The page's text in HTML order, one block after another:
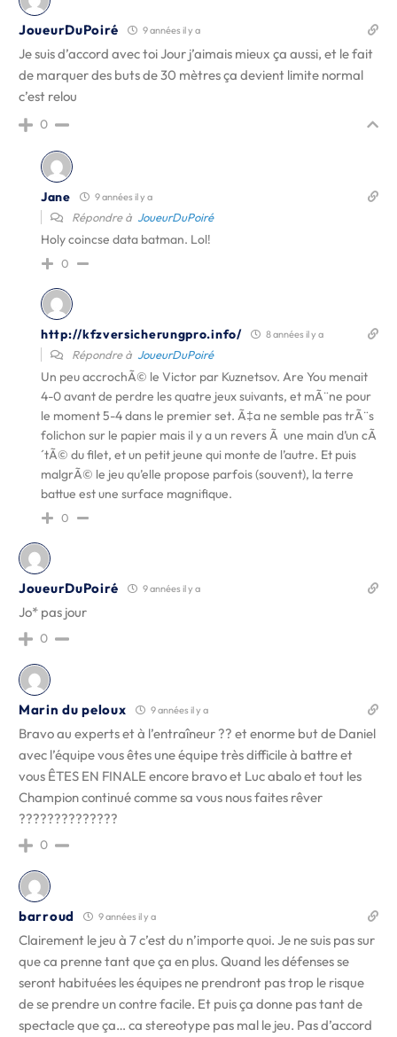
JoueurDuPoiré 9 années il y a
Je suis d’accord avec toi Jour j’aimais mieux ça aussi, et le fait
de marquer des buts de 30 mètres ça devient limite normal
c’est relou
0
Jane 9 années il y a
Répondre à JoueurDuPoiré
Holy coincse data batman. Lol!
0
http://kfzversicherungpro.info/ 8 années il y a
Répondre à JoueurDuPoiré
Un peu accrochÃ© le Victor par Kuznetsov. Are You menait
4-0 avant de perdre les quatre jeux suivants, et mÃ¨ne pour
le moment 5-4 dans le premier set. Ã‡a ne semble pas trÃ¨s
folichon sur le papier mais il y a un revers Ã une main d’un cÃ
´tÃ© du filet, et un petit jeune qui monte de l’autre. Et puis
malgrÃ© le jeu qu’elle propose parfois (souvent), la terre
battue est une surface magnifique.
0
JoueurDuPoiré 9 années il y a
Jo* pas jour
0
Marin du peloux 9 années il y a
Bravo au experts et à l’entraîneur ?? et enorme but de Daniel
avec l’équipe vous êtes une équipe très difficile à battre et
vous ÊTES EN FINALE encore bravo et Luc abalo et tout les
Champion continué comme sa vous nous faites rêver
??????????????
0
barroud 9 années il y a
Clairement le jeu à 7 c’est du n’importe quoi. Je ne suis pas sur
que ca prenne tant que ça en plus. Quand les défenses se
seront habituées les équipes ne prendront pas trop le risque
de se prendre un contre facile. Et puis ça donne pas tant de
spectacle que ça… ca stereotype pas mal le jeu. Pas d’accord